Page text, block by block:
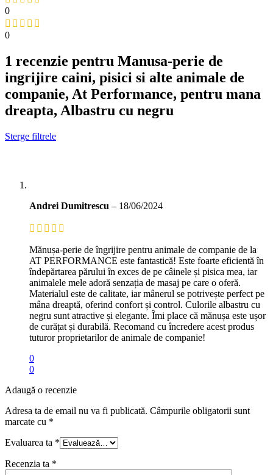
0
0
1 recenzie pentru Manusa-perie de
ingrijire caini, pisici si alte animale de
companie, At Performance, pentru mana
dreapta, Albastru cu negru
Sterge filtrele
Andrei Dumitrescu – 18/06/2024
Mănușa-perie de îngrijire pentru animale de companie de la
AT PERFORMANCE este fantastică! Este foarte eficientă în
îndepărtarea părului în exces de pe câinele și pisica mea, iar
animalele mele adoră senzația de masaj pe care o oferă.
Materialul este de calitate, iar mânerul se potrivește perfect pe
mâna dreaptă, oferind confort și control. Culorile albastru cu
negru sunt atractive și elegante. Îmi place că mănușa este ușor
de curățat și durabilă. Recomand cu încredere acest produs
tuturor proprietarilor de animale de companie!
0
0
Adaugă o recenzie
Adresa ta de email nu va fi publicată. Câmpurile obligatorii sunt
marcate cu *
Evaluarea ta *
Recenzia ta *